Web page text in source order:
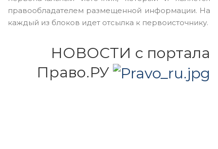
правообладателем размещенной информации. На
каждый из блоков идет отсылка к первоисточнику.
НОВОСТИ с портала
Право.РУ